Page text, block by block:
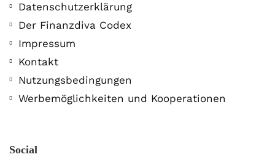
Datenschutzerklärung
Der Finanzdiva Codex
Impressum
Kontakt
Nutzungsbedingungen
Werbemöglichkeiten und Kooperationen
Social
Der Leserbrief der
Woche #2
21. Juli. 2021